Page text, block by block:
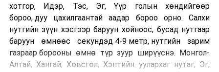
хотгор, Идэр, Тэс, Эг, Үүр голын хөндийгөөр
бороо, дуу цахилгаантай аадар бороо орно. Салхи
нутгийн зүүн хэсгээр баруун хойноос, бусад нутгаар
баруун өмнөөс секундэд 4-9 метр, нутгийн зарим
газраар борооны өмнө түр зуур ширүүснэ. Монгол-
Алтай, Хангай, Хөвсгөл, Хэнтийн уулархаг нутаг, Эг,